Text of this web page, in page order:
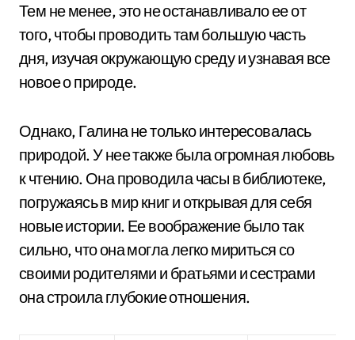
Тем не менее, это не останавливало ее от
того, чтобы проводить там большую часть
дня, изучая окружающую среду и узнавая все
новое о природе.
Однако, Галина не только интересовалась
природой. У нее также была огромная любовь
к чтению. Она проводила часы в библиотеке,
погружаясь в мир книг и открывая для себя
новые истории. Ее воображение было так
сильно, что она могла легко мириться со
своими родителями и братьями и сестрами
она строила глубокие отношения.